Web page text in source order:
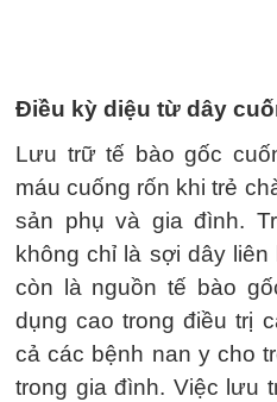
Điều kỳ diệu từ dây
Lưu trữ tế bào gốc
máu cuống rốn khi trẻ
sản phụ và gia đình.
không chỉ là sợi dây
còn là nguồn tế bào
dụng cao trong điều trị
cả các bệnh nan y cho
trong gia đình. Việc lưu